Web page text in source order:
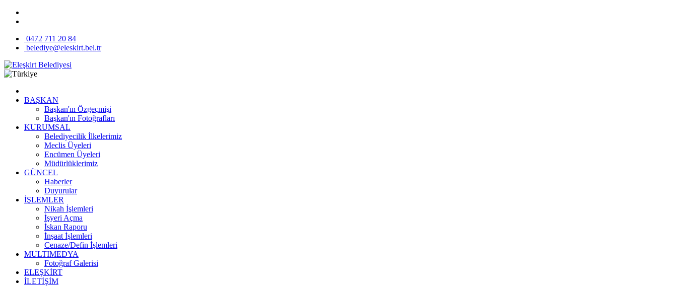
0472 711 20 84
belediye@eleskirt.bel.tr
BAŞKAN
Başkan'ın Özgeçmişi
Başkan'ın Fotoğrafları
KURUMSAL
Belediyecilik İlkelerimiz
Meclis Üyeleri
Encümen Üyeleri
Müdürlüklerimiz
GÜNCEL
Haberler
Duyurular
İŞLEMLER
Nikah İşlemleri
İşyeri Açma
İskan Raporu
İnşaat İşlemleri
Cenaze/Defin İşlemleri
MULTIMEDYA
Fotoğraf Galerisi
ELEŞKİRT
İLETİŞİM